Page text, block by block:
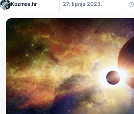
Kozmos.hr 27. lipnja 2023.